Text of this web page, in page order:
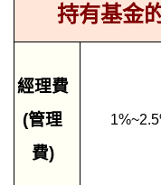
持有基金
經理費
(管理
費)